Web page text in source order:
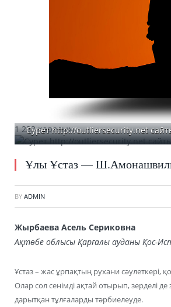
1 233 қаралым
Сурет http://outliersecurity.net
Ұлы Ұстаз —
BY ADMIN
Жырбаева Асель Сериковна
Ақтөбе облысы Қарғалы ауданы Қос-
Ұстаз – жас ұрпақтың рухани сәулеткері,
Олар сол сенімді ақтай отырып, зерделі
дарытқан тұлғаларды тәрбиелеуде.